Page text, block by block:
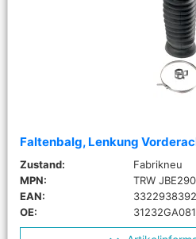
Faltenbalg, Lenkung
Zustand:
Fabrikneu
MPN:
TRW JBE290
EAN:
OE: